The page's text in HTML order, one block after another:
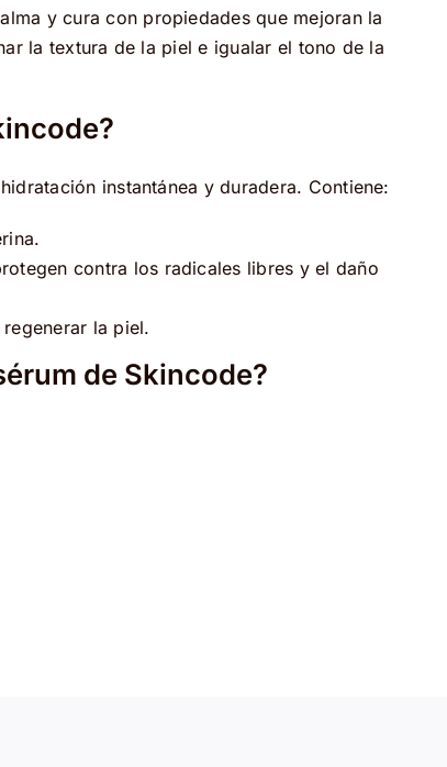
y cura con propiedades que mejoran la
la textura de la piel e igualar el tono de la
instantánea y duradera. Contiene:
contra los radicales libres y el daño
la piel.
de Skincode?